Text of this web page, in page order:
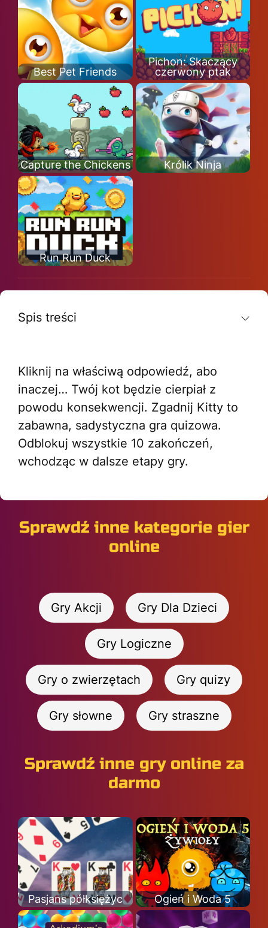
Best Pet Friends
Pichon: Skaczący
czerwony ptak
Capture the Chickens Królik Ninja
Run Run Duck
Spis treści
Kliknij na właściwą odpowiedź, abo
inaczej… Twój kot będzie cierpiał z
powodu konsekwencji. Zgadnij Kitty to
zabawna, sadystyczna gra quizowa.
Odblokuj wszystkie 10 zakończeń,
wchodząc w dalsze etapy gry.
Sprawdź inne kategorie gier
online
Gry Akcji Gry Dla Dzieci
Gry Logiczne
Gry o zwierzętach Gry quizy
Gry słowne Gry straszne
Sprawdź inne gry online za
darmo
Pasjans półksiężyc Ogień i Woda 5